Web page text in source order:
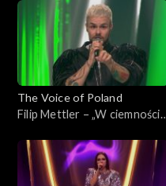
Poland”, Live 3, 22 listopada
2025
The Voice of Poland
Filip Mettler – „W ciemności”,
22 listopada 2025